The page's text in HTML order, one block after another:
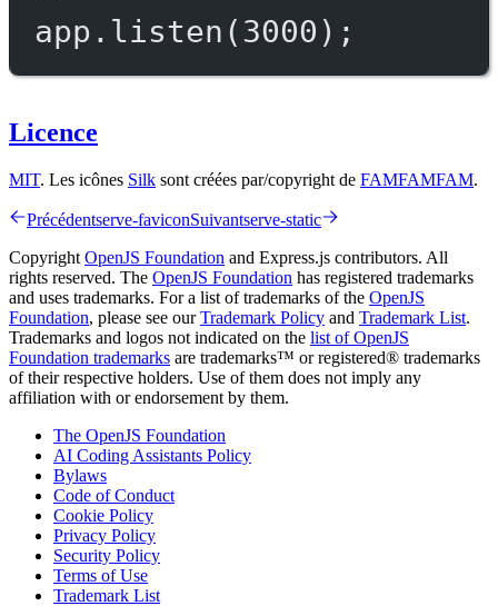
app. listen (3000 );
Licence
MIT. Les icônes Silk sont créées par/copyright de FAMFAMFAM.
Précédentserve-faviconSuivantserve-static
Copyright OpenJS Foundation and Express.js contributors. All
rights reserved. The OpenJS Foundation has registered trademarks
and uses trademarks. For a list of trademarks of the OpenJS
Foundation, please see ourTrademark Policy and Trademark List.
Trademarks and logos not indicated on the list of OpenJS
Foundation trademarks are trademarks™ or registered® trademarks
of their respective holders. Use of them does not imply any
affiliation with or endorsement by them.
The OpenJS Foundation
AI Coding Assistants Policy
Bylaws
Code of Conduct
Cookie Policy
Privacy Policy
Security Policy
Terms of Use
Trademark List